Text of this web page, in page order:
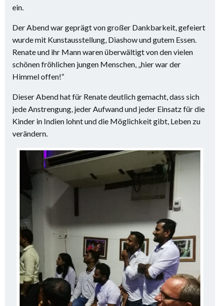
ein.
Der Abend war geprägt von großer Dankbarkeit, gefeiert
wurde mit Kunstausstellung, Diashow und gutem Essen.
Renate und ihr Mann waren überwältigt von den vielen
schönen fröhlichen jungen Menschen, „hier war der
Himmel offen!“
Dieser Abend hat für Renate deutlich gemacht, dass sich
jede Anstrengung, jeder Aufwand und jeder Einsatz für die
Kinder in Indien lohnt und die Möglichkeit gibt, Leben zu
verändern.